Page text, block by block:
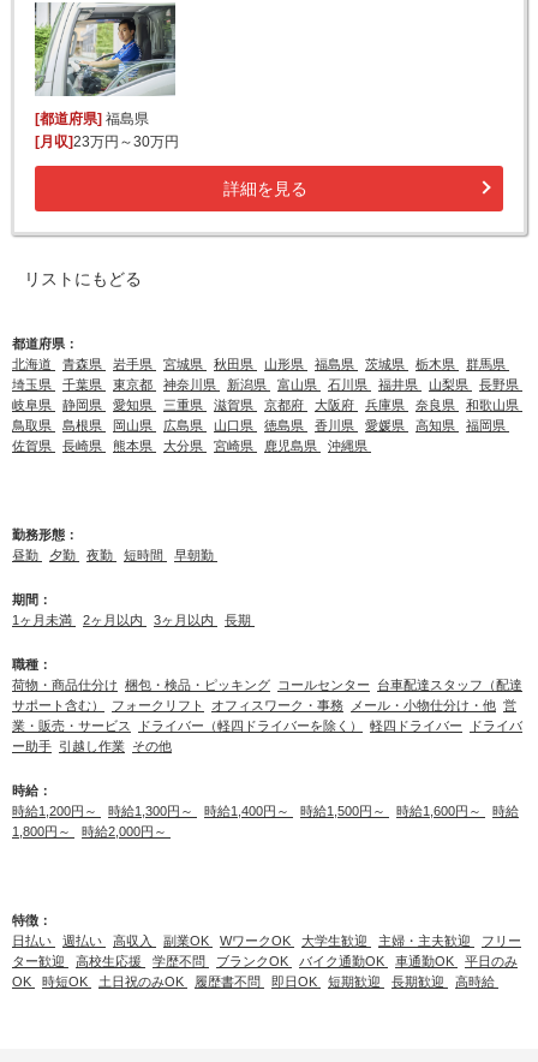
[都道府県] 福島県
[月収]23万円～30万円
詳細を見る
リストにもどる
都道府県：
北海道
青森県 岩手県 宮城県 秋田県 山形県 福島県 茨城県 栃木県
群馬県
埼玉県
千葉県 東京都 神奈川県 新潟県 富山県 石川県 福井県 山梨県
長野県
岐阜県
静岡県 愛知県 三重県 滋賀県 京都府 大阪府 兵庫県 奈良県
和歌山県
鳥取県
島根県 岡山県 広島県 山口県 徳島県 香川県 愛媛県 高知県
福岡県
佐賀県
長崎県 熊本県 大分県 宮崎県 鹿児島県 沖縄県
勤務形態：
昼勤
夕勤 夜勤 短時間 早朝勤
期間：
1ヶ月未満
2ヶ月以内 3ヶ月以内 長期
職種：
荷物・商品仕分け 梱包・検品・ピッキング コールセンター
台車配達スタッフ（配達
サポート含む）
フォークリフト オフィスワーク・事務 メール・小物仕分け・他 営
業・販売・サービス
ドライバー（軽四ドライバーを除く） 軽四ドライバー
ドライバ
ー助手 引越し作業 その他
時給：
時給1,200円～
時給1,300円～ 時給1,400円～ 時給1,500円～ 時給1,600円～
時給
1,800円～
時給2,000円～
特徴：
日払い
週払い 高収入 副業OK WワークOK 大学生歓迎 主婦・主夫歓迎
フリー
ター歓迎
高校生応援 学歴不問 ブランクOK バイク通勤OK 車通勤OK
平日のみ
OK
時短OK 土日祝のみOK 履歴書不問 即日OK 短期歓迎 長期歓迎 高時給